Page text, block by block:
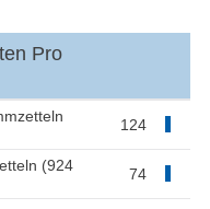
Pro
124
(924
74